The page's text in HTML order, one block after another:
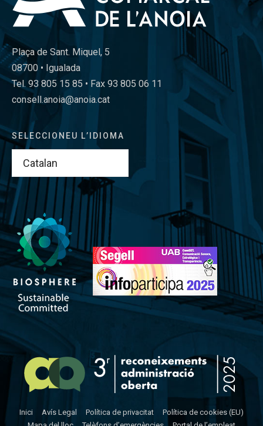
Plaça de Sant. Miquel, 5
08700 • Igualada
Tel. 93 805 15 85 • Fax 93 805 06 11
consell.anoia@anoia.cat
SELECCIONEU L’IDIOMA
Inici Avís Legal Política de privacitat
Política de cookies (EU)